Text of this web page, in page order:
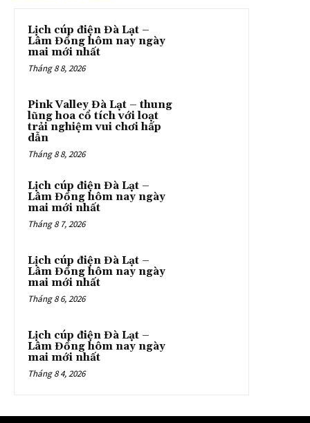
Lịch cúp điện Đà Lạt –
Lâm Đồng hôm nay ngày
mai mới nhất
Tháng 8 8, 2026
Pink Valley Đà Lạt – thung
lũng hoa cổ tích với loạt
trải nghiệm vui chơi hấp
dẫn
Tháng 8 8, 2026
Lịch cúp điện Đà Lạt –
Lâm Đồng hôm nay ngày
mai mới nhất
Tháng 8 7, 2026
Lịch cúp điện Đà Lạt –
Lâm Đồng hôm nay ngày
mai mới nhất
Tháng 8 6, 2026
Lịch cúp điện Đà Lạt –
Lâm Đồng hôm nay ngày
mai mới nhất
Tháng 8 4, 2026